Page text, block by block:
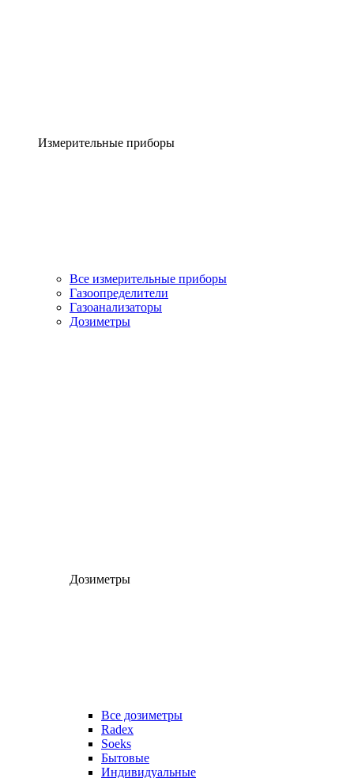
Измерительные приборы
Все измерительные приборы
Газоопределители
Газоанализаторы
Дозиметры
Дозиметры
Все дозиметры
Radex
Soeks
Бытовые
Индивидуальные